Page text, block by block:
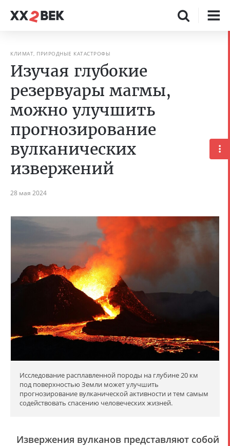
КЛИМАТ, ПРИРОДНЫЕ КАТАСТРОФЫ
Изучая глубокие
резервуары магмы,
можно улучшить
прогнозирование
вулканических
извержений
28 мая 2024
Исследование расплавленной породы на глубине 20 км
под поверхностью Земли может улучшить
прогнозирование вулканической активности и тем самым
содействовать спасению человеческих жизней.
Извержения вулканов представляют собой